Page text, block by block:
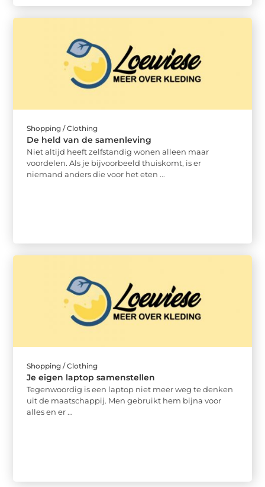
Shopping / Clothing
De held van de samenleving
Niet altijd heeft zelfstandig wonen alleen maar
voordelen. Als je bijvoorbeeld thuiskomt, is er
niemand anders die voor het eten ...
Shopping / Clothing
Je eigen laptop samenstellen
Tegenwoordig is een laptop niet meer weg te denken
uit de maatschappij. Men gebruikt hem bijna voor
alles en er ...